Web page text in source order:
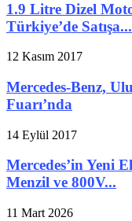
1.9 Litre Dizel
Türkiye’de Satışa...
12 Kasım 2017
Mercedes-Benz,
Fuarı’nda
14 Eylül 2017
Mercedes’in Yeni
Menzil ve 800V...
11 Mart 2026